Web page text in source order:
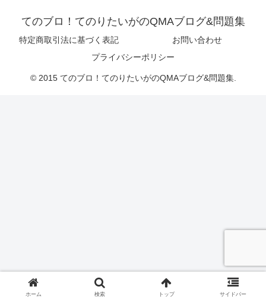
てのブロ！てのりたいがのQMAブログ&問題集
特定商取引法に基づく表記
お問い合わせ
プライバシーポリシー
© 2015 てのブロ！てのりたいがのQMAブログ&問題集.
ホーム 検索 トップ サイドバー